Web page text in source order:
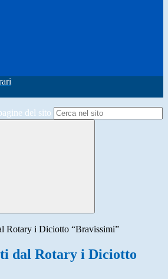
del sito
Rotary i Diciotto “Bravissimi”
dal Rotary i Diciotto